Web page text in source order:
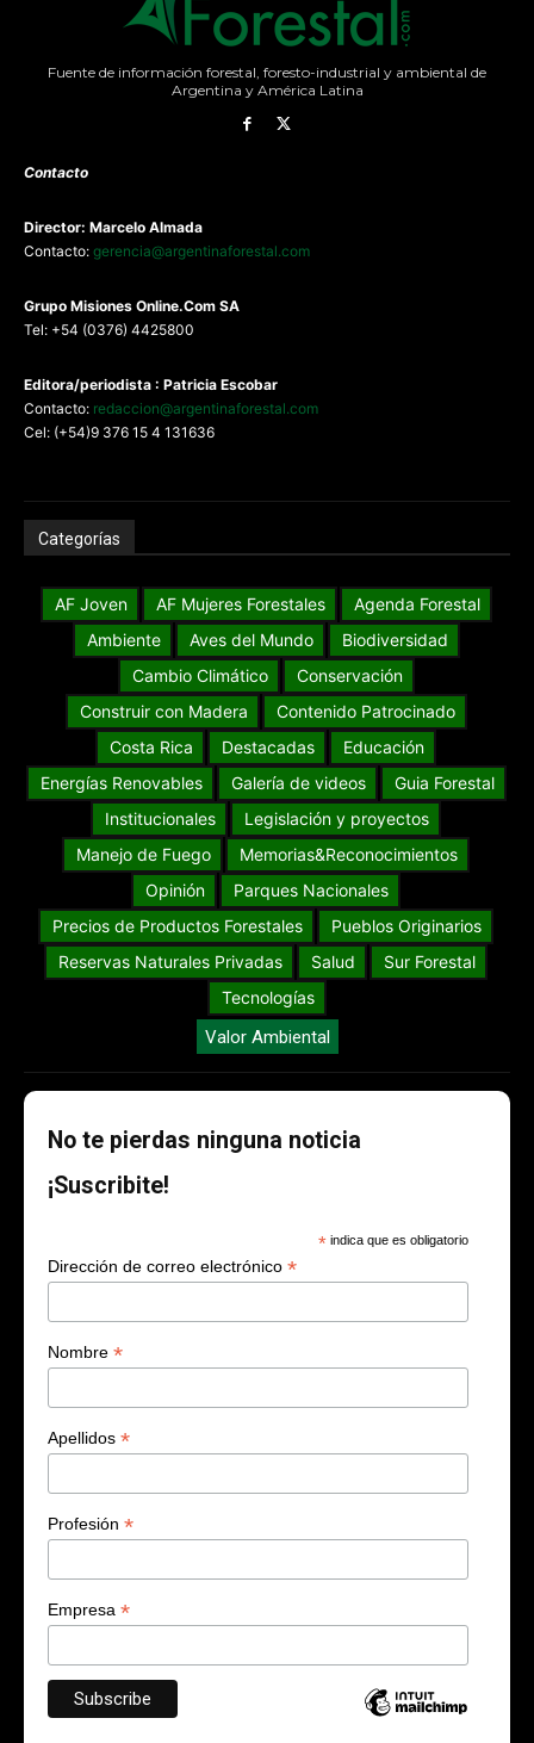
Fuente de información forestal, foresto-industrial y ambiental de
Argentina y América Latina
Contacto
Director: Marcelo Almada
Contacto: gerencia@argentinaforestal.com
Grupo Misiones Online.Com SA
Tel: +54 (0376) 4425800
Editora/periodista : Patricia Escobar
Contacto: redaccion@argentinaforestal.com
Cel: (+54)9 376 15 4 131636
Categorías
AF Joven AF Mujeres Forestales
Agenda Forestal
Ambiente
Aves del Mundo
Biodiversidad
Cambio Climático
Conservación
Construir con Madera
Contenido Patrocinado
Costa Rica
Destacadas
Educación
Energías Renovables
Galería de videos
Guia Forestal
Institucionales
Legislación y proyectos
Manejo de Fuego
Memorias&Reconocimientos
Opinión
Parques Nacionales
Precios de Productos Forestales
Pueblos Originarios
Reservas Naturales Privadas
Salud
Sur Forestal
Tecnologías
Valor Ambiental
No te pierdas ninguna noticia
¡Suscribite!
* indica que es obligatorio
Dirección de correo electrónico *
Nombre *
Apellidos *
Profesión *
Empresa *